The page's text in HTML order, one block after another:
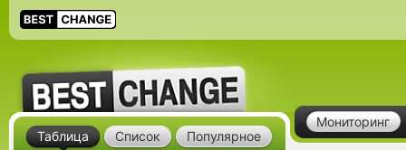
Мониторинг
Таблица Список Популярное